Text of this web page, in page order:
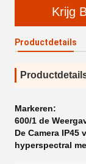
Krijg
Productdetails
Markeren:
600/1 de
De Camera IP45
hyperspectral